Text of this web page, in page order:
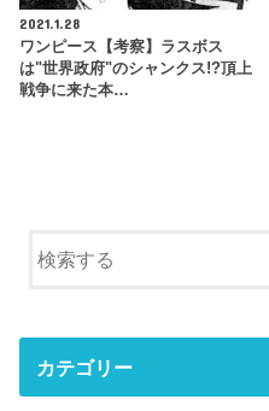
2021.1.28
ワンピース【考察】ラスボス
は"世界政府"のシャンクス!?頂上
戦争に来た本…
カテゴリー